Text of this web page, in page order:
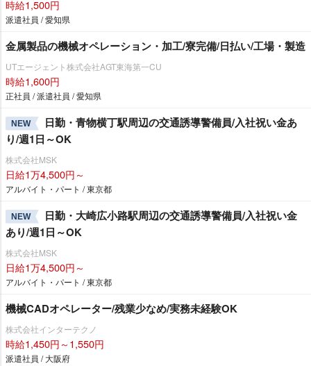
時給1,500円
派遣社員 / 愛知県
金属製品の機械オペレーション・加工/寮完備/日払い/工場・製造
UTエージェント株式会社AGT東海第一CU
時給1,600円
正社員 / 派遣社員 / 愛知県
NEW
日勤・青物横丁駅周辺の交通誘導警備員/入社祝い金あ
り/週1日～OK
株式会社MSK
日給1万4,500円～
アルバイト・パート / 東京都
NEW
日勤・大崎広小路駅周辺の交通誘導警備員/入社祝い金
あり/週1日～OK
株式会社MSK
日給1万4,500円～
アルバイト・パート / 東京都
機械CADオペレーター/残業少なめ/実務未経験OK
株式会社インターテクノ
時給1,450円～1,550円
派遣社員 / 大阪府